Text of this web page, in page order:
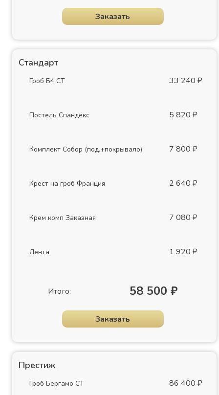
Заказать
Стандарт
Гроб Б4 СТ 33 240 ₽
Постель Спандекс 5 820 ₽
Комплект Собор (под.+покрывало) 7 800 ₽
Крест на гроб Франция 2 640 ₽
Крем комп Заказная 7 080 ₽
Лента 1 920 ₽
Итого: 58 500 ₽
Заказать
Престиж
Гроб Бергамо СТ 86 400 ₽